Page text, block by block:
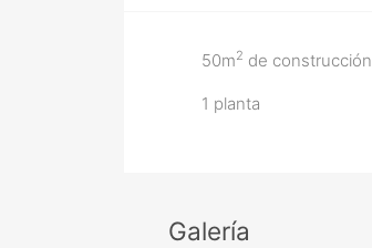
50m2 de construcción
1 planta
Galería